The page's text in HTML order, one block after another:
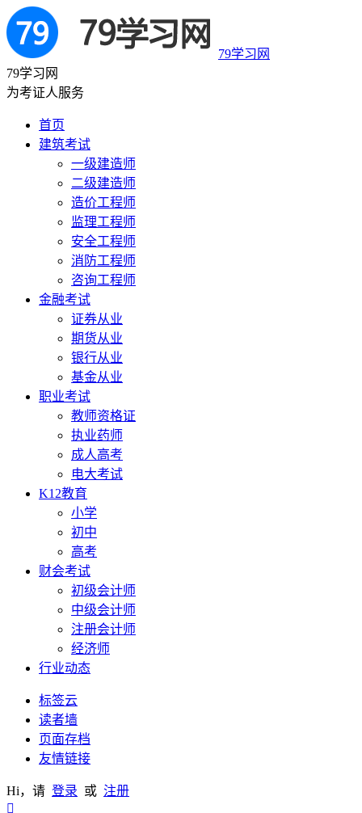
79学习网
79学习网
为考证人服务
首页
建筑考试
一级建造师
二级建造师
造价工程师
监理工程师
安全工程师
消防工程师
咨询工程师
金融考试
证券从业
期货从业
银行从业
基金从业
职业考试
教师资格证
执业药师
成人高考
电大考试
K12教育
小学
初中
高考
财会考试
初级会计师
中级会计师
注册会计师
经济师
行业动态
标签云
读者墙
页面存档
友情链接
Hi，请 登录 或 注册
